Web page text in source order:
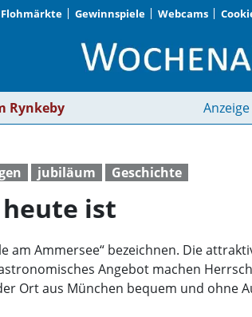
Flohmärkte Gewinnspiele Webcams
Rynkeby
jubiläum Geschichte
ist
Ammersee“ bezeichnen. Die
Angebot machen
Ort aus München bequem und